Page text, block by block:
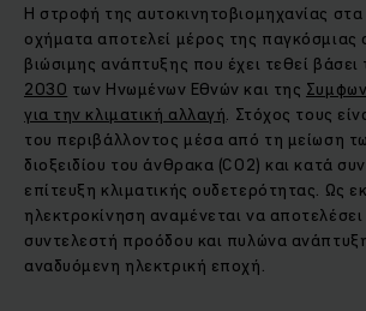
Η στροφή της αυτοκινητοβιομηχανίας στα
οχήματα αποτελεί μέρος της παγκόσμιας
βιώσιμης ανάπτυξης που έχει τεθεί βάσει
2030 των Ηνωμένων Εθνών και της
για την κλιματική αλλαγή. Στόχος τους
του περιβάλλοντος μέσα από τη μείωση
διοξειδίου του άνθρακα (CO2) και κατά
επίτευξη κλιματικής ουδετερότητας. Ως
ηλεκτροκίνηση αναμένεται να
συντελεστή προόδου και πυλώνα
αναδυόμενη ηλεκτρική εποχή.